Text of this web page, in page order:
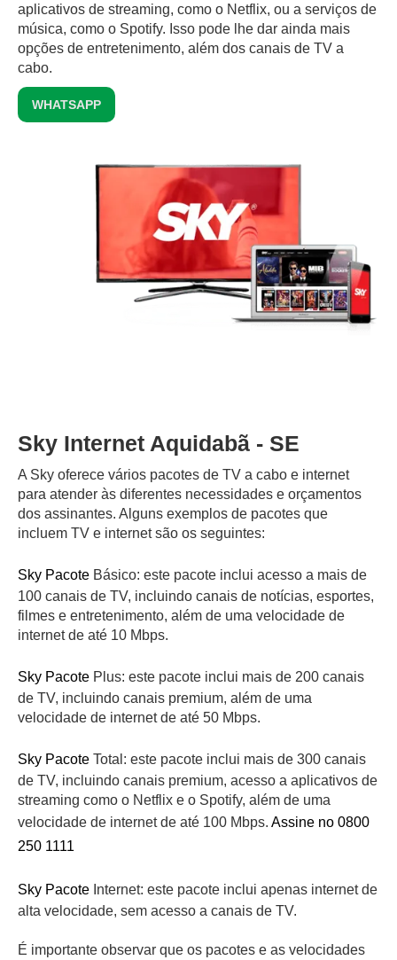
aplicativos de streaming, como o Netflix, ou a serviços de
música, como o Spotify. Isso pode lhe dar ainda mais
opções de entretenimento, além dos canais de TV a
cabo.
WHATSAPP
Sky Internet Aquidabã - SE
A Sky oferece vários pacotes de TV a cabo e internet
para atender às diferentes necessidades e orçamentos
dos assinantes. Alguns exemplos de pacotes que
incluem TV e internet são os seguintes:
Sky Pacote Básico: este pacote inclui acesso a mais de
100 canais de TV, incluindo canais de notícias, esportes,
filmes e entretenimento, além de uma velocidade de
internet de até 10 Mbps.
Sky Pacote Plus: este pacote inclui mais de 200 canais
de TV, incluindo canais premium, além de uma
velocidade de internet de até 50 Mbps.
Sky Pacote Total: este pacote inclui mais de 300 canais
de TV, incluindo canais premium, acesso a aplicativos de
streaming como o Netflix e o Spotify, além de uma
velocidade de internet de até 100 Mbps. Assine no 0800
250 1111
Sky Pacote Internet: este pacote inclui apenas internet de
alta velocidade, sem acesso a canais de TV.
É importante observar que os pacotes e as velocidades